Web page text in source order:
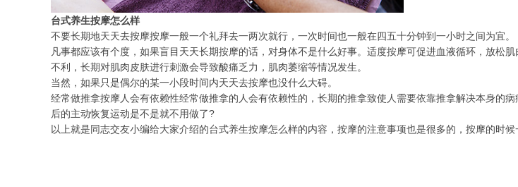
台式养生按摩怎么样
不要长期地天天去按摩按摩一般一个礼拜去一两次就行，一次时间也一般在四五十分钟到一小时之间为宜。
凡事都应该有个度，如果盲目天天长期按摩的话，对身体不是什么好事。适度按摩可促进血液循环，放松
不利，长期对肌肉皮肤进行刺激会导致酸痛乏力，肌肉萎缩等情况发生。
当然，如果只是偶尔的某一小段时间内天天去按摩也没什么大碍。
经常做推拿按摩人会有依赖性经常做推拿的人会有依赖性的，长期的推拿致使人需要依靠推拿解决本身的
后的主动恢复运动是不是就不用做了?
以上就是同志交友小编给大家介绍的台式养生按摩怎么样的内容，按摩的注意事项也是很多的，按摩的时候